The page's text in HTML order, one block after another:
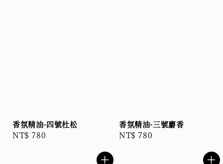
香氛精油-四號杜松
Regular
NT$ 780
香氛精油-三號麝香
Regular
NT$ 780